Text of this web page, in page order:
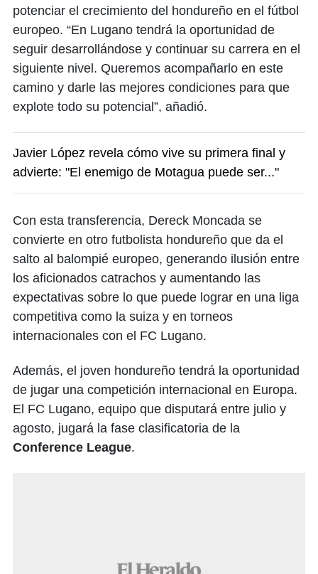
potenciar el crecimiento del hondureño en el fútbol
europeo. “En Lugano tendrá la oportunidad de
seguir desarrollándose y continuar su carrera en el
siguiente nivel. Queremos acompañarlo en este
camino y darle las mejores condiciones para que
explote todo su potencial”, añadió.
Javier López revela cómo vive su primera final y
advierte: "El enemigo de Motagua puede ser..."
Con esta transferencia, Dereck Moncada se
convierte en otro futbolista hondureño que da el
salto al balompié europeo, generando ilusión entre
los aficionados catrachos y aumentando las
expectativas sobre lo que puede lograr en una liga
competitiva como la suiza y en torneos
internacionales con el FC Lugano.
Además, el joven hondureño tendrá la oportunidad
de jugar una competición internacional en Europa.
El FC Lugano, equipo que disputará entre julio y
agosto, jugará la fase clasificatoria de la
Conference League.